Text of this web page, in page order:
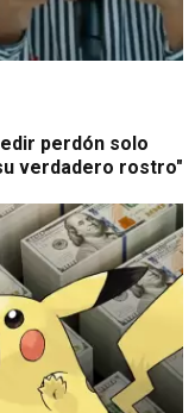
perdón solo
verdadero rostro"